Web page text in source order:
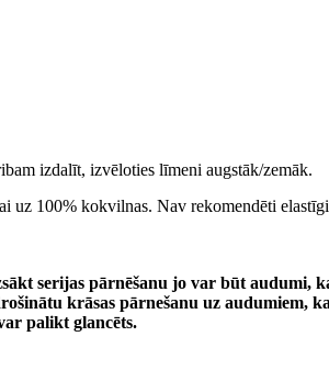
izdalīt, izvēloties līmeni augstāk/zemāk.
uz 100% kokvilnas. Nav rekomendēti
serijas pārnēšanu jo var būt audumi,
krāsas pārnešanu uz audumiem,
palikt glancēts.